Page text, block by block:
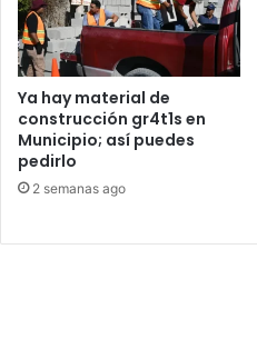
Ya hay material de
construcción gr4t1s en
Municipio; así puedes
pedirlo
2 semanas ago